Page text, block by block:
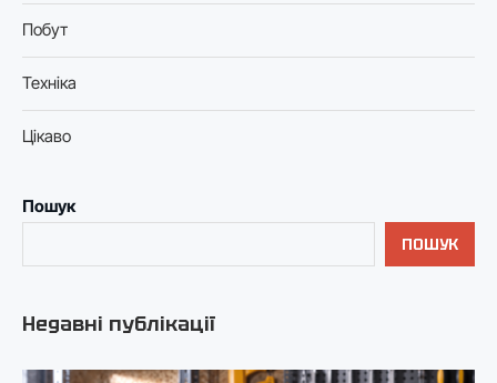
Пошук
ПОШУК
Недавні публікації
Побут
Техніка
Цікаво